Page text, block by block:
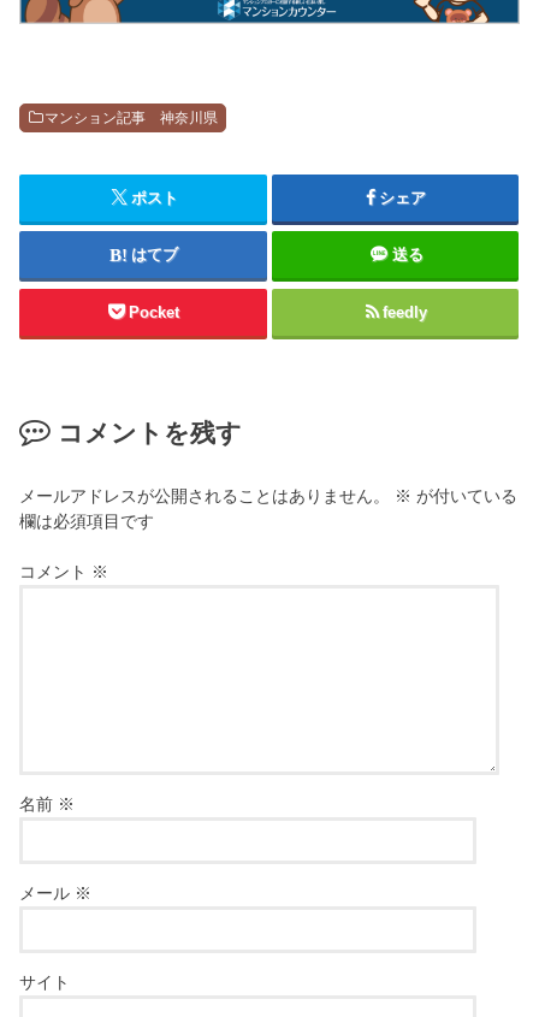
マンション記事 神奈川県
ポスト シェア
はてブ 送る
Pocket feedly
コメントを残す
メールアドレスが公開されることはありません。 ※ が付いている
欄は必須項目です
コメント ※
名前 ※
メール ※
サイト